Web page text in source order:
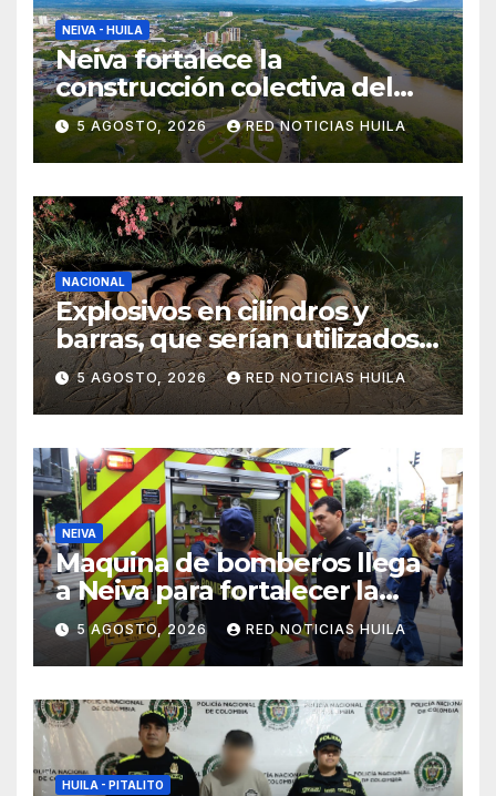
NEIVA - HUILA
Neiva fortalece la
construcción colectiva del
POT
5 AGOSTO, 2026 RED NOTICIAS HUILA
NACIONAL
Explosivos en cilindros y
barras, que serían utilizados
en Cali, fueron incautados
por la Policía
5 AGOSTO, 2026 RED NOTICIAS HUILA
NEIVA
Maquina de bomberos llega
a Neiva para fortalecer la
asistencia en las
emergencias ocasionadas
por el fenómeno del niño
5 AGOSTO, 2026 RED NOTICIAS HUILA
HUILA - PITALITO